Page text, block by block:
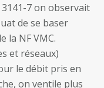
7 on observait
de se baser
la NF VMC.
et réseaux)
le débit pris en
on ventile plus